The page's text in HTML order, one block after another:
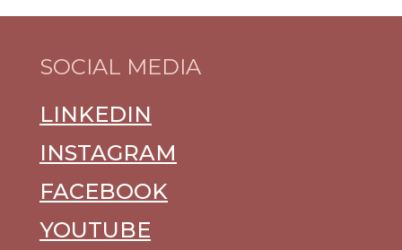
SOCIAL MEDIA
LINKEDIN
INSTAGRAM
FACEBOOK
YOUTUBE